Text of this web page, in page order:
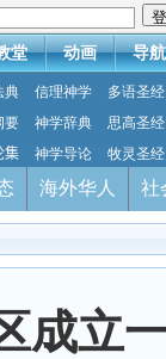
堂 动画 导航
典 信理神学
多语圣经
要 神学辞典
思高圣经
集 神学导论 牧灵圣经
海外华人 社
成立